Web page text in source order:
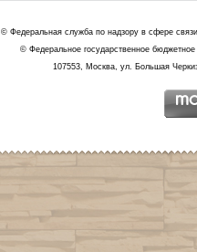
© Федеральная служба по надзору в сфере
© Федеральное государственное
107553, Москва, ул. Большая